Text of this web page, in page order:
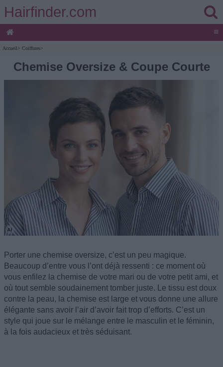
Hairfinder.com
≡
Accueil> Coiffures>
Chemise Oversize & Coupe Courte
Porter une chemise oversize, c’est un peu magique.
Beaucoup d’entre vous l’ont déjà ressenti : ce moment où
vous enfilez la chemise de votre mari ou de votre petit ami, et
où tout semble soudainement tomber juste. Le tissu est doux
contre la peau, la chemise est large et vous donne une allure
élégante sans avoir l’air d’avoir fait trop d’efforts. C’est un
style qui joue sur le mélange entre le masculin et le féminin,
à la fois audacieux et très séduisant.